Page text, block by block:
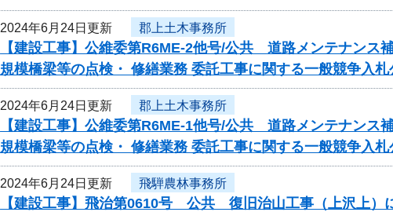
2024年6月24日更新 郡上土木事務所
【建設工事】公維委第R6ME-2他号/公共 道路メンテナンス
規模橋梁等の点検・ 修繕業務 委託工事に関する一般競争入札
2024年6月24日更新 郡上土木事務所
【建設工事】公維委第R6ME-1他号/公共 道路メンテナンス
規模橋梁等の点検・ 修繕業務 委託工事に関する一般競争入札
2024年6月24日更新 飛騨農林事務所
【建設工事】飛治第0610号 公共 復旧治山工事（上沢上）